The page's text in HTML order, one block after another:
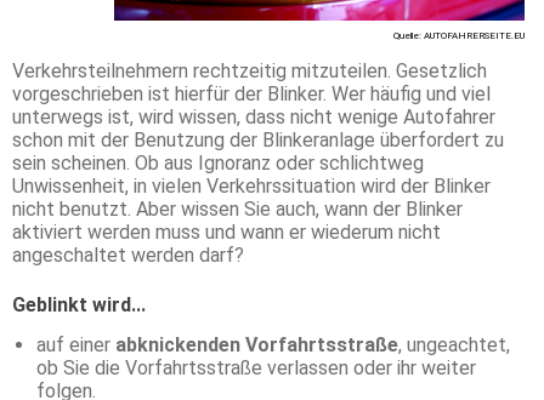
Quelle: AUTOFAHRERSEITE.EU
Verkehrsteilnehmern rechtzeitig mitzuteilen. Gesetzlich
vorgeschrieben ist hierfür der Blinker. Wer häufig und viel
unterwegs ist, wird wissen, dass nicht wenige Autofahrer
schon mit der Benutzung der Blinkeranlage überfordert zu
sein scheinen. Ob aus Ignoranz oder schlichtweg
Unwissenheit, in vielen Verkehrssituation wird der Blinker
nicht benutzt. Aber wissen Sie auch, wann der Blinker
aktiviert werden muss und wann er wiederum nicht
angeschaltet werden darf?
Geblinkt wird...
auf einer abknickenden Vorfahrtsstraße, ungeachtet,
ob Sie die Vorfahrtsstraße verlassen oder ihr weiter
folgen.